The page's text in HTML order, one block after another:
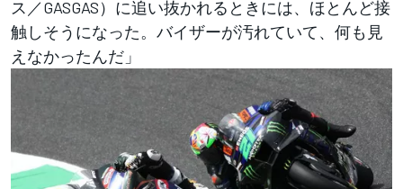
ス／GASGAS）に追い抜かれるときには、ほとんど接
触しそうになった。バイザーが汚れていて、何も見
えなかったんだ」